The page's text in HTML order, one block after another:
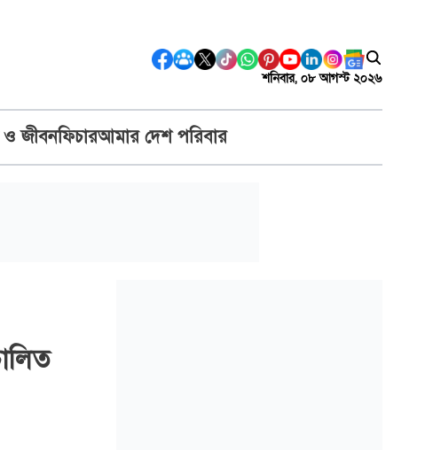
শনিবার, ০৮ আগস্ট ২০২৬
জীবনফিচারআমার দেশ পরিবার